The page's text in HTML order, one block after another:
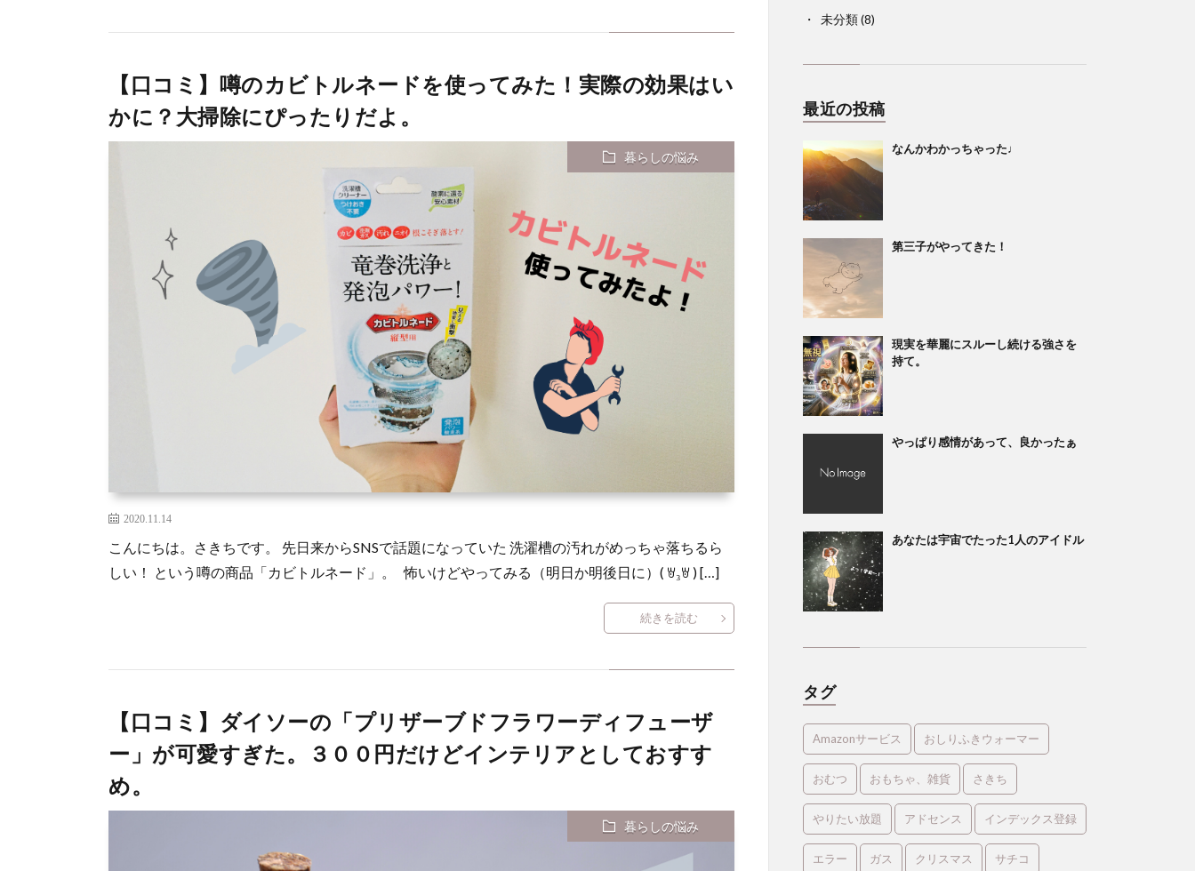
【口コミ】噂のカビトルネードを使ってみた！実際の効果はい
かに？大掃除にぴったりだよ。
暮らしの悩み
2020.11.14
こんにちは。さきちです。 先日来からSNSで話題になっていた 洗濯槽の汚れがめっちゃ落ちるら
しい！ という噂の商品「カビトルネード」。 怖いけどやってみる（明日か明後日に）( ꇐ₃ꇐ ) […]
続きを読む
【口コミ】ダイソーの「プリザーブドフラワーディフューザ
ー」が可愛すぎた。３００円だけどインテリアとしておすす
め。
暮らしの悩み
未分類(8)
最近の投稿
なんかわかっちゃった♩
第三子がやってきた！
現実を華麗にスルーし続ける強さを
持て。
やっぱり感情があって、良かったぁ
あなたは宇宙でたった1人のアイドル
タグ
Amazonサービス おしりふきウォーマー
おむつ おもちゃ、雑貨 さきち
やりたい放題 アドセンス インデックス登録
エラー ガス クリスマス サチコ